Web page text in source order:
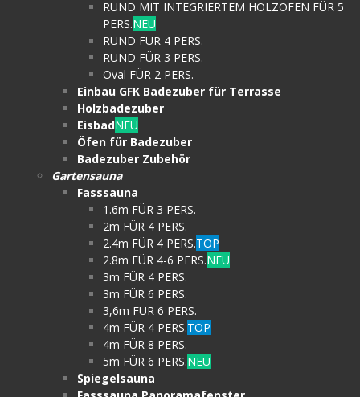
RUND MIT INTEGRIERTEM HOLZOFEN FÜR 5
PERS.NEU
RUND FÜR 4 PERS.
RUND FÜR 3 PERS.
Oval FÜR 2 PERS.
Einbau GFK Badezuber für Terrasse
Holzbadezuber
EisbadNEU
Öfen für Badezuber
Badezuber Zubehör
Gartensauna
Fasssauna
1.6m FÜR 3 PERS.
2m FÜR 4 PERS.
2.4m FÜR 4 PERS.TOP
2.8m FÜR 4-6 PERS.NEU
3m FÜR 4 PERS.
3m FÜR 6 PERS.
3,6m FÜR 6 PERS.
4m FÜR 4 PERS.TOP
4m FÜR 8 PERS.
5m FÜR 6 PERS.NEU
Spiegelsauna